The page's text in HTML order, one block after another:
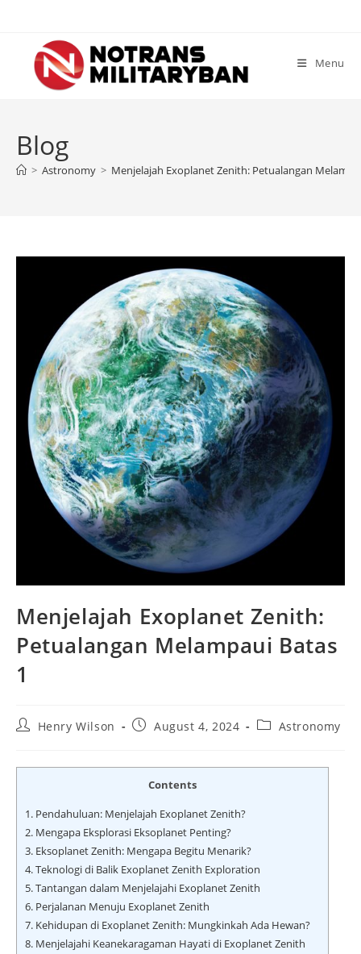
content
Menu
Blog
> Astronomy > Menjelajah Exoplanet Zenith: Petualangan
Menjelajah Exoplanet Zenith:
Petualangan Melampaui Batas
1
PostHenry Wilson
PostAugust 4, 2024
PostAstronomy
Contents
1. Pendahuluan: Menjelajah Exoplanet Zenith?
2. Mengapa Eksplorasi Eksoplanet Penting?
3. Eksoplanet Zenith: Mengapa Begitu Menarik?
4.Teknologi di Balik Exoplanet Zenith Exploration
5.Tantangan dalam Menjelajahi Exoplanet Zenith
6. Perjalanan Menuju Exoplanet Zenith
7. Kehidupan di Exoplanet Zenith: Mungkinkah Ada Hewan?
8. Menjelajahi Keanekaragaman Hayati di Exoplanet Zenith